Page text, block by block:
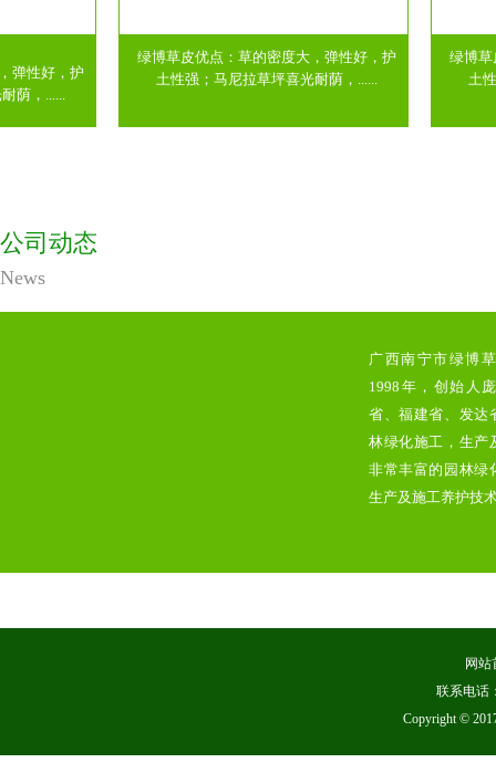
好，护
......
绿博草皮优点：草的密度大，弹性好，护
土性强；马尼拉草坪喜光耐荫，......
绿博草皮
土性强
公司动态
News
广西南宁市绿博
1998年，创始人
省、福建省、发达
林绿化施工，生产
非常丰富的园林绿
生产及施工养护技
网站
联系电话
Copyright ©